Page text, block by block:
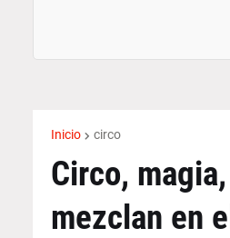
Inicio circo
Circo,
mezclan en